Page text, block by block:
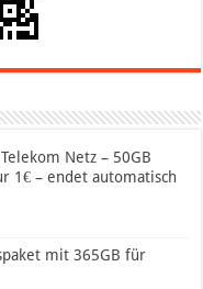
Netz – 50GB
1€ – endet automatisch
mit 365GB für